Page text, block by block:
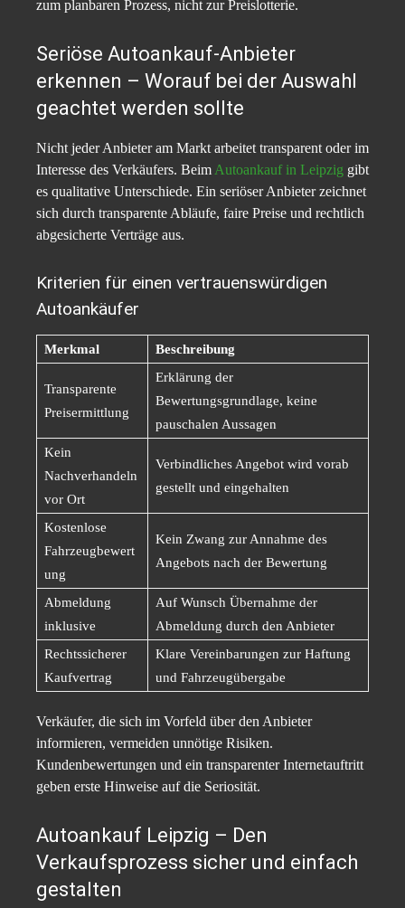
zum planbaren Prozess, nicht zur Preislotterie.
Seriöse Autoankauf-Anbieter
erkennen – Worauf bei der Auswahl
geachtet werden sollte
Nicht jeder Anbieter am Markt arbeitet transparent oder im
Interesse des Verkäufers. Beim Autoankauf in Leipzig gibt
es qualitative Unterschiede. Ein seriöser Anbieter zeichnet
sich durch transparente Abläufe, faire Preise und rechtlich
abgesicherte Verträge aus.
Kriterien für einen vertrauenswürdigen
Autoankäufer
Merkmal Beschreibung
Transparente
Preisermittlung
Erklärung der
Bewertungsgrundlage, keine
pauschalen Aussagen
Kein
Nachverhandeln
vor Ort
Verbindliches Angebot wird vorab
gestellt und eingehalten
Kostenlose
Fahrzeugbewert
ung
Kein Zwang zur Annahme des
Angebots nach der Bewertung
Abmeldung
inklusive
Auf Wunsch Übernahme der
Abmeldung durch den Anbieter
Rechtssicherer
Kaufvertrag
Klare Vereinbarungen zur Haftung
und Fahrzeugübergabe
Verkäufer, die sich im Vorfeld über den Anbieter
informieren, vermeiden unnötige Risiken.
Kundenbewertungen und ein transparenter Internetauftritt
geben erste Hinweise auf die Seriosität.
Autoankauf Leipzig – Den
Verkaufsprozess sicher und einfach
gestalten